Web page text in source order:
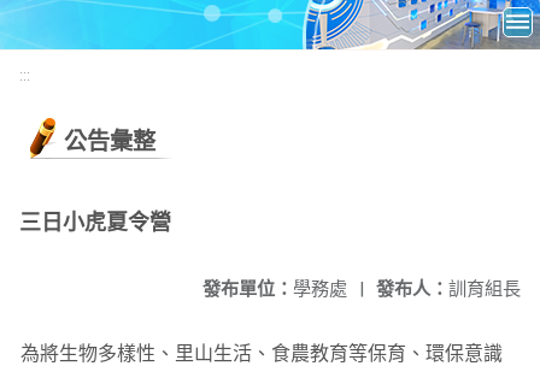
:::
公告彙整
三日小虎夏令營
發布人： 訓育組長
發布單位： 學務處 |
為將生物多樣性、里山生活、食農教育等保育、環保意識